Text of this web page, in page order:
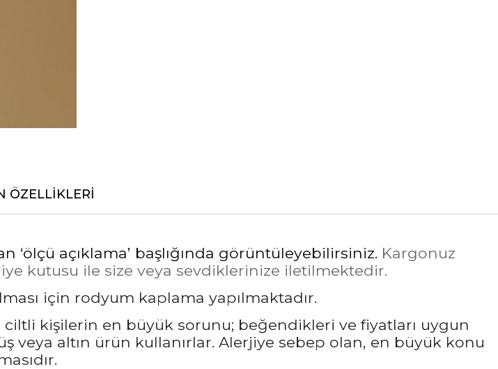
ÖZELLIKLERI
‘ölçü açıklama’ başlığında görüntüleyebilirsiniz. Kargonuz
kutusu ile size veya sevdiklerinize iletilmektedir.
için rodyum kaplama yapılmaktadır.
kişilerin en büyük sorunu; beğendikleri ve fiyatları uygun
veya altın ürün kullanırlar. Alerjiye sebep olan, en büyük konu